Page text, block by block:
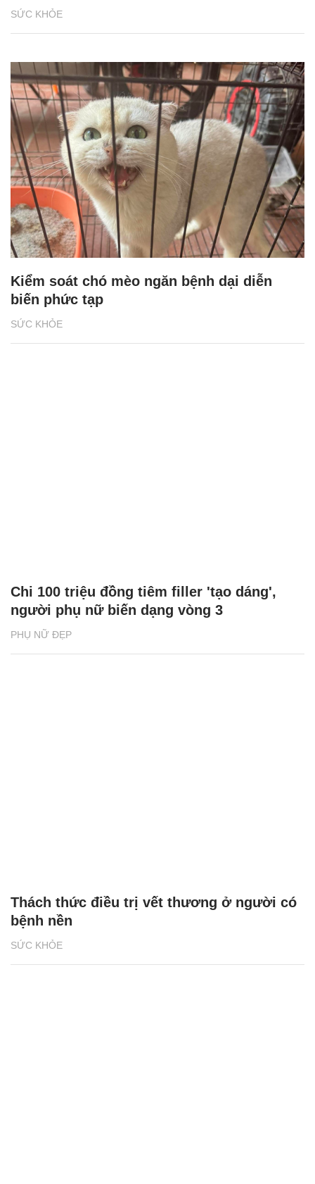
SỨC KHỎE
SỨC KHỎE
Kiểm soát chó mèo ngăn bệnh dại diễn
biến phức tạp
PHỤ NỮ ĐẸP
Chi 100 triệu đồng tiêm filler 'tạo dáng',
người phụ nữ biến dạng vòng 3
SỨC KHỎE
Thách thức điều trị vết thương ở người có
bệnh nền